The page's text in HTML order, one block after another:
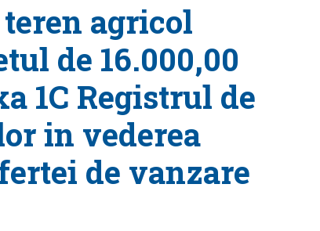
teren agricol
de 16.000,00
1C Registrul de
in vederea
de vanzare